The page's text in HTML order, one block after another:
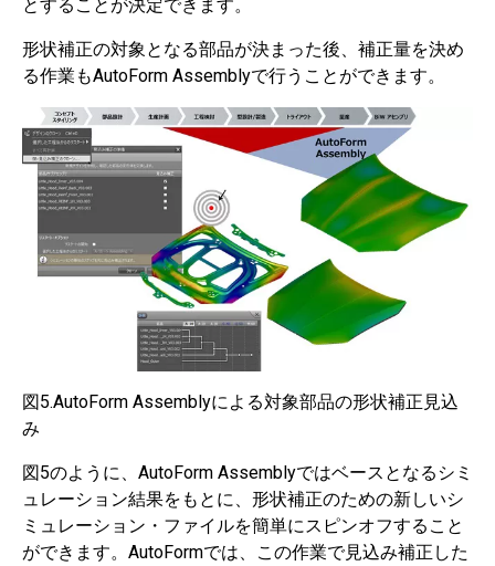
とすることが決定できます。
形状補正の対象となる部品が決まった後、補正量を決め
る作業もAutoForm Assemblyで行うことができます。
図5.AutoForm Assemblyによる対象部品の形状補正見込
み
図5のように、AutoForm Assemblyではベースとなるシミ
ュレーション結果をもとに、形状補正のための新しいシ
ミュレーション・ファイルを簡単にスピンオフすること
ができます。AutoFormでは、この作業で見込み補正した